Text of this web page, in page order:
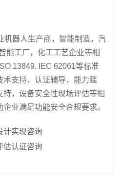
机器人生产商，智能制造，汽
能工厂，化工工艺企业等相
13849, IEC 62061等标准
术支持，认证辅导，能力建
，设备安全性现场评估等相
业满足功能安全合规要求。
计实现咨询
估认证咨询